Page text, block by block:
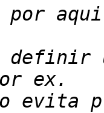
definir
evita